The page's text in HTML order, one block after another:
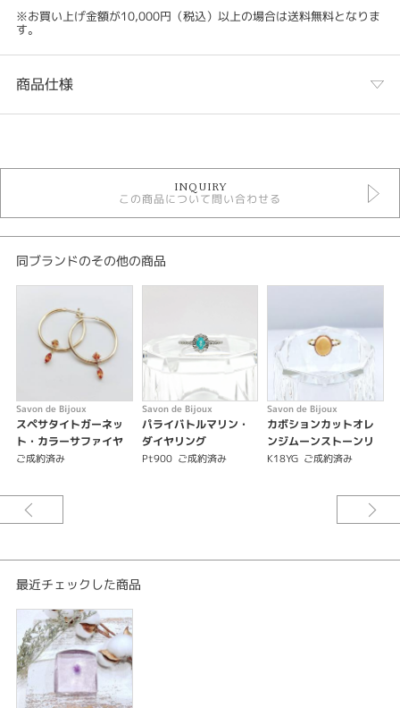
※お買い上げ金額が10,000円（税込）以上の場合は送料無料となりま
す。
商品仕様
化粧石鹸 SOLD OUT
フローライト
カラット
シーン
彼女へのプレゼントに最適 予算5万円位
紹介文
〈全成分〉ココイルグルタミン酸 ＴＥＡ 水 プロパンジオール グリセ
MADE IN JAPAN
◎石鹸として使用する際は、フィルムをはがし必ず中の宝石を
取り出してから使用してください。
◎お肌に合わない場合はご使用を中止してください。
INQUIRY
この商品について問い合わせる
同ブランドのその他の商品
Savon de Bijoux
スペサタイトガーネッ
ト・カラーサファイヤ
ピアス
ご成約済み
Savon de Bijoux
パライバトルマリン・
ダイヤリング
Pt900 ご成約済み
Savon de Bijoux
カボションカットオレ
ンジムーンストーンリ
ング
K18YG ご成約済み
最近チェックした商品